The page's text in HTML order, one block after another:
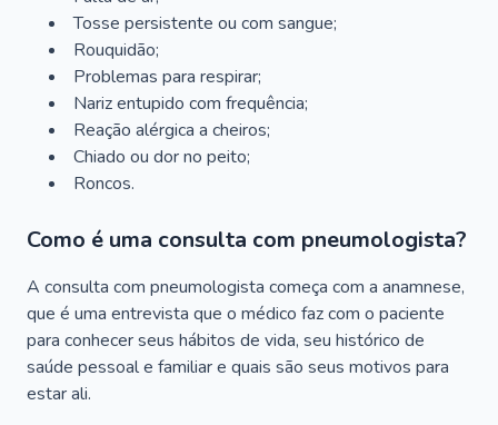
Tosse persistente ou com sangue;
Rouquidão;
Problemas para respirar;
Nariz entupido com frequência;
Reação alérgica a cheiros;
Chiado ou dor no peito;
Roncos.
Como é uma consulta com pneumologista?
A consulta com pneumologista começa com a anamnese,
que é uma entrevista que o médico faz com o paciente
para conhecer seus hábitos de vida, seu histórico de
saúde pessoal e familiar e quais são seus motivos para
estar ali.